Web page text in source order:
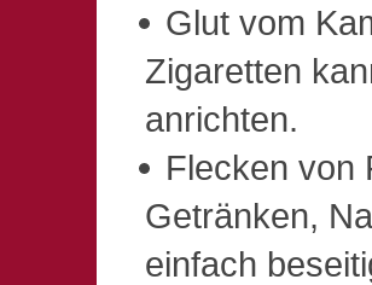
Glut vom
Zigaretten
anrichten.
Flecken von
Getränken,
einfach